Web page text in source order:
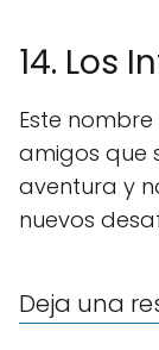
14. Los
Este
amigos que
aventura y
nuevos
Deja una